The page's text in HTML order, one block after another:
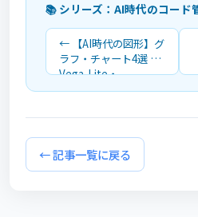
📚 シリーズ：AI時代のコード
← 【AI時代の図形】グ
ラフ・チャート4選 —
Vega-Lite・
Chart.js・Recharts・
比較
← 記事一覧に戻る